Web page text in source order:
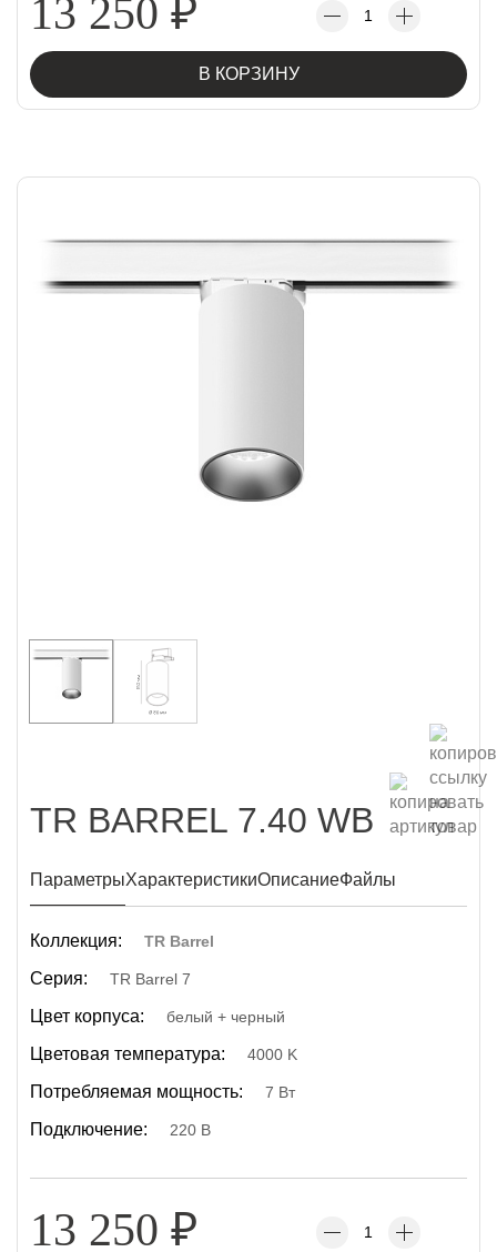
13 250 ₽
В КОРЗИНУ
TR BARREL 7.40 WB
ПараметрыХарактеристикиОписаниеФайлы
Коллекция: TR Barrel
Серия: TR Barrel 7
Цвет корпуса: белый + черный
Цветовая температура: 4000 K
Потребляемая мощность: 7 Вт
Подключение: 220 В
13 250 ₽